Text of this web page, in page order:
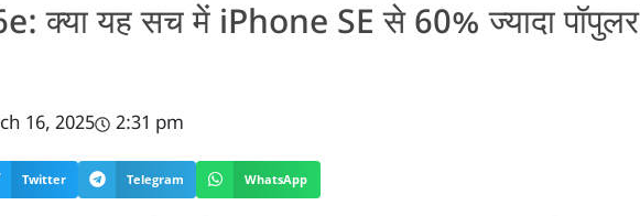
क्या यह सच में iPhone SE से 60% ज्यादा पॉपुलर
16, 2025 2:31 pm
Twitter Telegram WhatsApp